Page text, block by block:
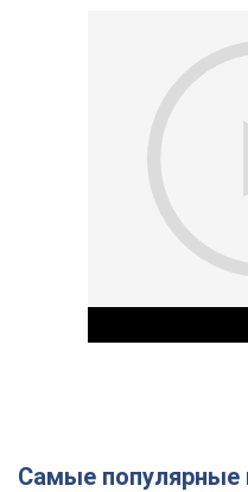
Самые популярные